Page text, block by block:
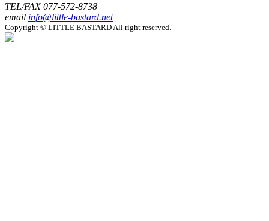
TEL/FAX077-572-8738
email info@little-bastard.net
Copyright © LITTLE BASTARD All right reserved.